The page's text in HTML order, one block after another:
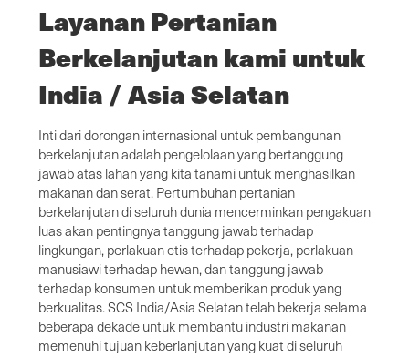
Layanan Pertanian
Berkelanjutan kami untuk
India / Asia Selatan
Inti dari dorongan internasional untuk pembangunan
berkelanjutan adalah pengelolaan yang bertanggung
jawab atas lahan yang kita tanami untuk menghasilkan
makanan dan serat. Pertumbuhan pertanian
berkelanjutan di seluruh dunia mencerminkan pengakuan
luas akan pentingnya tanggung jawab terhadap
lingkungan, perlakuan etis terhadap pekerja, perlakuan
manusiawi terhadap hewan, dan tanggung jawab
terhadap konsumen untuk memberikan produk yang
berkualitas. SCS India/Asia Selatan telah bekerja selama
beberapa dekade untuk membantu industri makanan
memenuhi tujuan keberlanjutan yang kuat di seluruh